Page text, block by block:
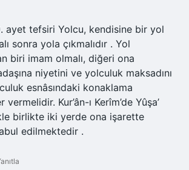
ayet tefsiri Yolcu, kendisine bir yol
sonra yola çıkmalıdır . Yol
biri imam olmalı, diğeri ona
niyetini ve yolculuk maksadını
esnâsındaki konaklama
Kur’ân-ı Kerîm’de Yûşa’
birlikte iki yerde ona işarette
edilmektedir .